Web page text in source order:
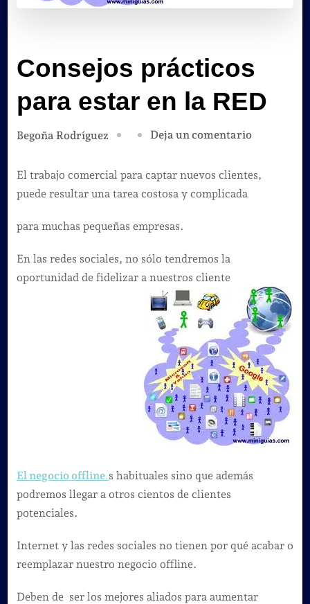
Consejos prácticos
para estar en la RED
Begoña Rodríguez Deja un comentarioen
prácticos
El trabajo comercial para captar nuevos clientes,
puede resultar una tarea costosa y complicada
para muchas pequeñas empresas.
En las redes sociales, no sólo tendremos la
oportunidad de fidelizar a nuestros cliente
El negocio offline.s habituales sino que además
podremos llegar a otros cientos de clientes
potenciales.
Internet y las redes sociales no tienen por qué acabar o
reemplazar nuestro negocio offline.
Deben de ser los mejores aliados para aumentar